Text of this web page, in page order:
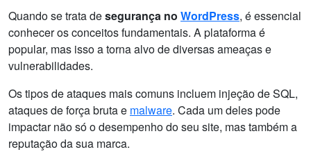
Quando se trata desegurança no WordPress, é essencial
conhecer os conceitos fundamentais. A plataforma é
popular, mas isso a torna alvo de diversas ameaças e
vulnerabilidades.
Os tipos de ataques mais comuns incluem injeção de SQL,
ataques de força bruta e malware. Cada um deles pode
impactar não só o desempenho do seu site, mas também a
reputação da sua marca.